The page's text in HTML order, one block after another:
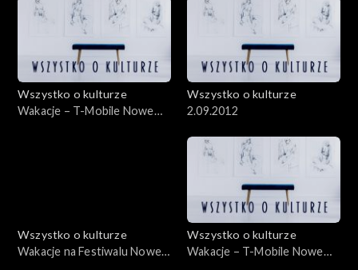
Wszystko o kulturze
Wakacje – T-Mobile Nowe
Wszystko o kulturze
2.09.2012
Wszystko o kulturze
Wakacje na Festiwalu Nowe
Wszystko o kulturze
Wakacje – T-Mobile Nowe